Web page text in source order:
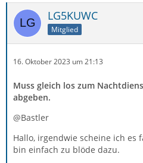
LG5KUWC
Mitglied
16. Oktober 2023 um 21:13
Muss gleich los zum
abgeben.
@Bastler
Hallo, irgendwie scheine ich es
bin einfach zu blöde dazu.